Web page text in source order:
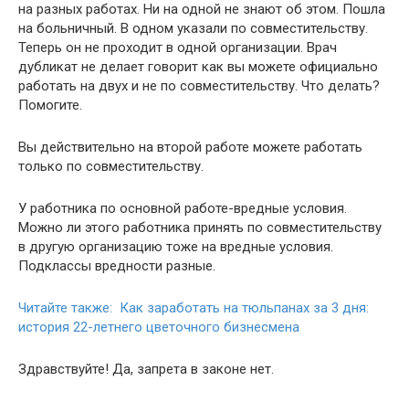
на разных работах. Ни на одной не знают об этом. Пошла
на больничный. В одном указали по совместительству.
Теперь он не проходит в одной организации. Врач
дубликат не делает говорит как вы можете официально
работать на двух и не по совместительству. Что делать?
Помогите.
Вы действительно на второй работе можете работать
только по совместительству.
У работника по основной работе-вредные условия.
Можно ли этого работника принять по совместительству
в другую организацию тоже на вредные условия.
Подклассы вредности разные.
Читайте также: Как заработать на тюльпанах за 3 дня:
история 22-летнего цветочного бизнесмена
Здравствуйте! Да, запрета в законе нет.